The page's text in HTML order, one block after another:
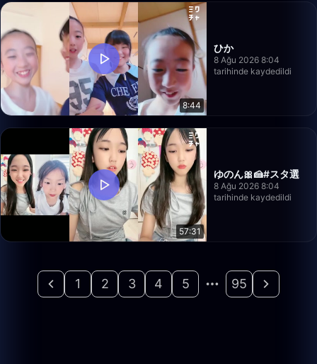
8:44
ひか
8 Ağu 2026 8:04
tarihinde kaydedildi
57:31
ゆのん🎀🍰#スタ選
8 Ağu 2026 8:04
tarihinde kaydedildi
1 2 3 4 5 95